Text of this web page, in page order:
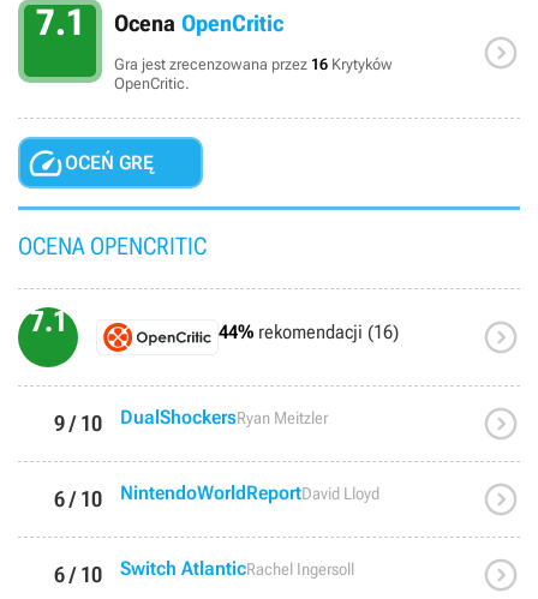
7.1 Ocena OpenCritic
Gra jest zrecenzowana przez 16 Krytyków
OpenCritic.

OCEŃ GRĘ
OCENA OPENCRITIC
7.1 44% rekomendacji (16) 
9 / 10 DualShockersRyan Meitzler 
6 / 10 NintendoWorldReportDavid Lloyd 
6 / 10 Switch AtlanticRachel Ingersoll 